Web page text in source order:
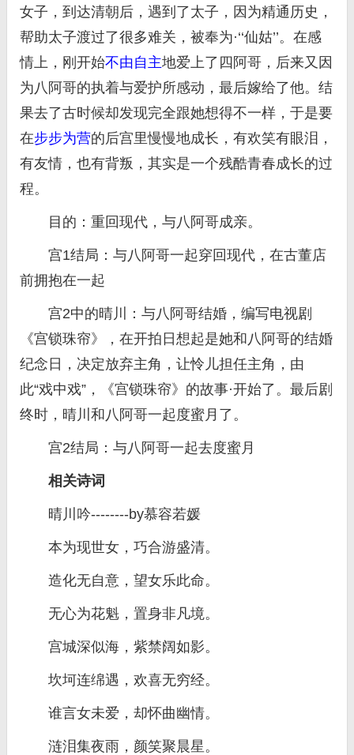
女子，到达清朝后，遇到了太子，因为精通历史，
帮助太子渡过了很多难关，被奉为·‘‘仙姑’’。在感
情上，刚开始不由自主地爱上了四阿哥，后来又因
为八阿哥的执着与爱护所感动，最后嫁给了他。结
果去了古时候却发现完全跟她想得不一样，于是要
在步步为营的后宫里慢慢地成长，有欢笑有眼泪，
有友情，也有背叛，其实是一个残酷青春成长的过
程。
目的：重回现代，与八阿哥成亲。
宫1结局：与八阿哥一起穿回现代，在古董店
前拥抱在一起
宫2中的晴川：与八阿哥结婚，编写电视剧
《宫锁珠帘》，在开拍日想起是她和八阿哥的结婚
纪念日，决定放弃主角，让怜儿担任主角，由
此“戏中戏”，《宫锁珠帘》的故事·开始了。最后剧
终时，晴川和八阿哥一起度蜜月了。
宫2结局：与八阿哥一起去度蜜月
相关诗词
晴川吟--------by慕容若媛
本为现世女，巧合游盛清。
造化无自意，望女乐此命。
无心为花魁，置身非凡境。
宫城深似海，紫禁阔如影。
坎坷连绵遇，欢喜无穷经。
谁言女未爱，却怀曲幽情。
涟泪集夜雨，颜笑聚晨星。